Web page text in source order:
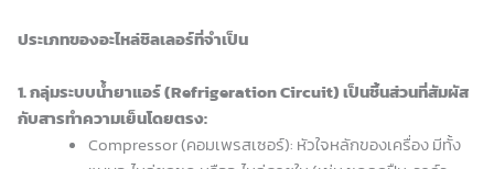
ประเภทของอะไหล่ชิลเลอร์ที่จำเป็น
1. กลุ่มระบบน้ำยาแอร์ (Refrigeration Circuit) เป็นชิ้นส่วนที่สัมผัส
กับสารทำความเย็นโดยตรง:
Compressor (คอมเพรสเซอร์): หัวใจหลักของเครื่อง มีทั้ง